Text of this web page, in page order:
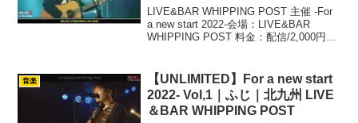
LIVE&BAR WHIPPING POST 主催 -For
a new start 2022-会場：LIVE&BAR
WHIPPING POST 料金：配信/2,000円
音楽
【UNLIMITED】For a new start
2022- Vol,1｜ふじ｜北九州 LIVE
＆BAR WHIPPING POST